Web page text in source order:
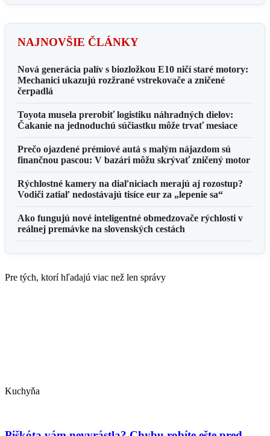
NAJNOVŠIE ČLÁNKY
Nová generácia palív s biozložkou E10 ničí staré motory:
Mechanici ukazujú rozžrané vstrekovače a zničené
čerpadlá
Toyota musela prerobiť logistiku náhradných dielov:
Čakanie na jednoduchú súčiastku môže trvať mesiace
Prečo ojazdené prémiové autá s malým nájazdom sú
finančnou pascou: V bazári môžu skrývať zničený motor
Rýchlostné kamery na diaľniciach merajú aj rozostup?
Vodiči zatiaľ nedostávajú tisíce eur za „lepenie sa“
Ako fungujú nové inteligentné obmedzovače rýchlosti v
reálnej premávke na slovenských cestách
Pre tých, ktorí hľadajú viac než len správy
Kuchyňa